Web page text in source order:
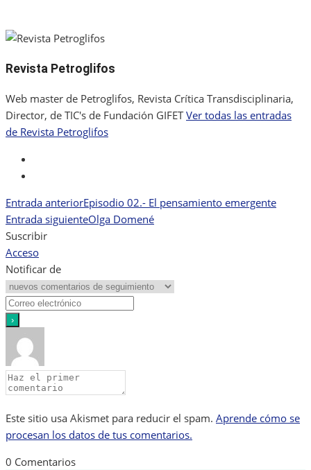
Revista Petroglifos
Web master de Petroglifos, Revista Crítica Transdisciplinaria,
Director, de TIC's de Fundación GIFETVer todas las entradas
de Revista Petroglifos
Navegación
de
entradas
Entrada anteriorEpisodio 02.- El pensamiento emergente
Entrada siguienteOlga Domené
Suscribir
Acceso
Notificar de
Este sitio usa Akismet para reducir el spam. Aprende cómo se
procesan los datos de tus comentarios.
0 Comentarios